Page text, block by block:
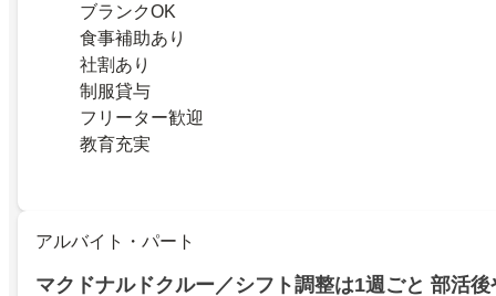
ブランクOK
食事補助あり
社割あり
制服貸与
フリーター歓迎
教育充実
アルバイト・パート
マクドナルドクルー／シフト調整は1週ごと 部活